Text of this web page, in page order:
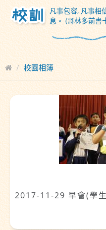
凡事包容, 凡事相
息。 (哥林多前書
校園相簿
2017-11-29 早會(學